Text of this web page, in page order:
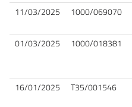
11/03/2025 1000/069070
01/03/2025 1000/018381
16/01/2025 T35/001546